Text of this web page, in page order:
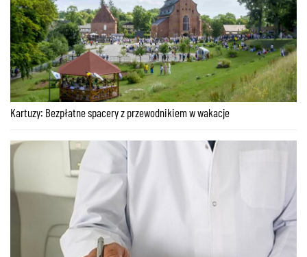
Kartuzy: Bezpłatne spacery z przewodnikiem w wakacje